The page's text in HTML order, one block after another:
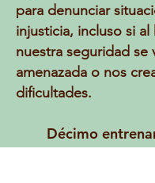
para denunciar
injusticia, incluso si al
nuestra seguridad se
amenazada o nos
dificultades.
Décimo
Proteger y nutrir